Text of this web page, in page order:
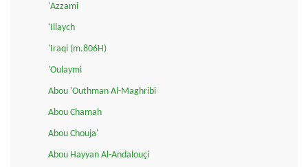
'Azzami
'Illaych
'Iraqi (m.806H)
'Oulaymi
Abou 'Outhman Al-Maghribi
Abou Chamah
Abou Chouja'
Abou Hayyan Al-Andalouçi